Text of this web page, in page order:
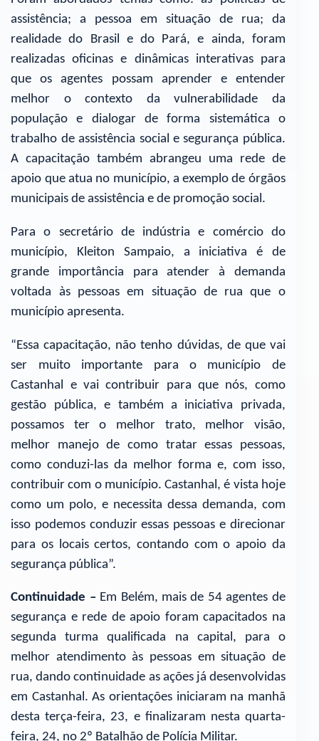
assistência; a pessoa em situação de rua; da
realidade do Brasil e do Pará, e ainda, foram
realizadas oficinas e dinâmicas interativas para
que os agentes possam aprender e entender
melhor o contexto da vulnerabilidade da
população e dialogar de forma sistemática o
trabalho de assistência social e segurança pública.
A capacitação também abrangeu uma rede de
apoio que atua no município, a exemplo de órgãos
municipais de assistência e de promoção social.
Para o secretário de indústria e comércio do
município, Kleiton Sampaio, a iniciativa é de
grande importância para atender à demanda
voltada às pessoas em situação de rua que o
município apresenta.
“Essa capacitação, não tenho dúvidas, de que vai
ser muito importante para o município de
Castanhal e vai contribuir para que nós, como
gestão pública, e também a iniciativa privada,
possamos ter o melhor trato, melhor visão,
melhor manejo de como tratar essas pessoas,
como conduzi-las da melhor forma e, com isso,
contribuir com o município. Castanhal, é vista hoje
como um polo, e necessita dessa demanda, com
isso podemos conduzir essas pessoas e direcionar
para os locais certos, contando com o apoio da
segurança pública”.
Continuidade – Em Belém, mais de 54 agentes de
segurança e rede de apoio foram capacitados na
segunda turma qualificada na capital, para o
melhor atendimento às pessoas em situação de
rua, dando continuidade as ações já desenvolvidas
em Castanhal. As orientações iniciaram na manhã
desta terça-feira, 23, e finalizaram nesta quarta-
feira, 24, no 2º Batalhão de Polícia Militar.